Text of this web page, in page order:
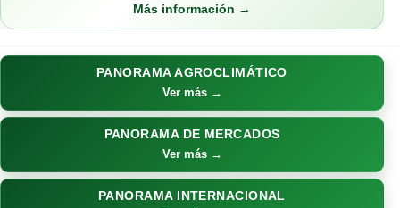
Más información →
PANORAMA AGROCLIMÁTICO
Ver más →
PANORAMA DE MERCADOS
Ver más →
PANORAMA INTERNACIONAL